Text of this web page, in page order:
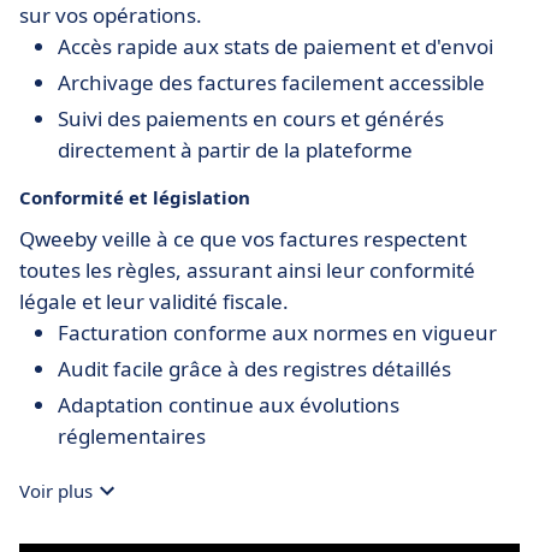
sur vos opérations.
Accès rapide aux stats de paiement et d'envoi
Archivage des factures facilement accessible
Suivi des paiements en cours et générés
directement à partir de la plateforme
Conformité et législation
Qweeby veille à ce que vos factures respectent
toutes les règles, assurant ainsi leur conformité
légale et leur validité fiscale.
Facturation conforme aux normes en vigueur
Audit facile grâce à des registres détaillés
Adaptation continue aux évolutions
réglementaires
Voir plus